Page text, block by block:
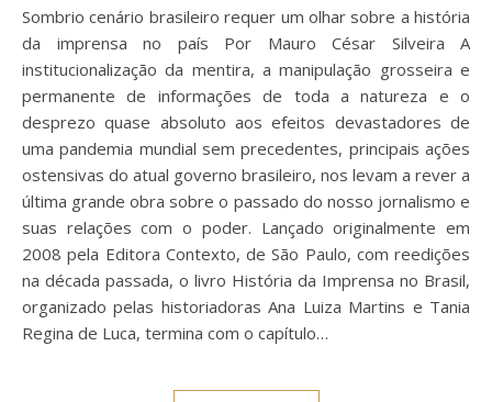
Sombrio cenário brasileiro requer um olhar sobre a história
da imprensa no país Por Mauro César Silveira A
institucionalização da mentira, a manipulação grosseira e
permanente de informações de toda a natureza e o
desprezo quase absoluto aos efeitos devastadores de
uma pandemia mundial sem precedentes, principais ações
ostensivas do atual governo brasileiro, nos levam a rever a
última grande obra sobre o passado do nosso jornalismo e
suas relações com o poder. Lançado originalmente em
2008 pela Editora Contexto, de São Paulo, com reedições
na década passada, o livro História da Imprensa no Brasil,
organizado pelas historiadoras Ana Luiza Martins e Tania
Regina de Luca, termina com o capítulo…